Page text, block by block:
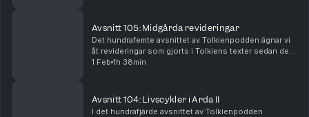
Avsnitt 105: Midgårda revideringar
Det hundrafemte avsnittet av Tolkienpodden ägnar vi
åt revideringar som gjorts i Tolkiens texter sedan de
första utgåvorna – med fokus på The Hobbit och The
1 Feb 1h 38min
Avsnitt 104: Livscykler i Arda II
I det hundrafjärde avsnittet av Tolkienpodden